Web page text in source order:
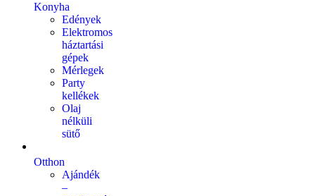
Konyha
Edények
Elektromos
háztartási
gépek
Mérlegek
Party
kellékek
Olaj
nélküli
sütő
Otthon
Ajándék
–